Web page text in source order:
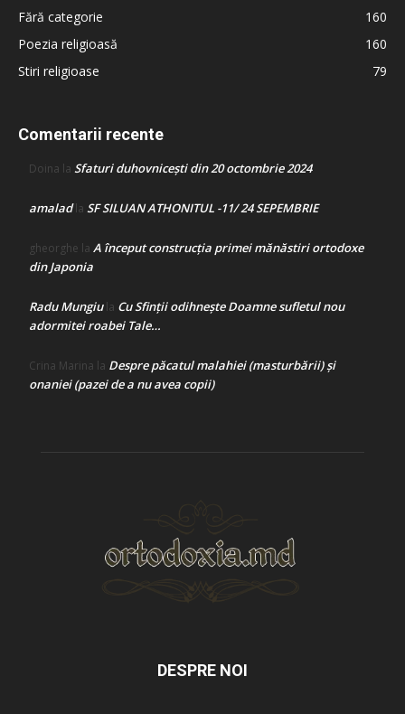
Fără categorie
160
Poezia religioasă
160
Stiri religioase
79
Comentarii recente
Doina la Sfaturi duhovnicești din 20 octombrie 2024
amaladla SF SILUAN ATHONITUL -11/ 24 SEPEMBRIE
gheorghe la A început construcţia primei mănăstiri ortodoxe
din Japonia
Radu Mungiula Cu Sfinții odihnește Doamne sufletul nou
adormitei roabei Tale…
Crina Marina la Despre păcatul malahiei (masturbării) şi
onaniei (pazei de a nu avea copii)
DESPRE NOI